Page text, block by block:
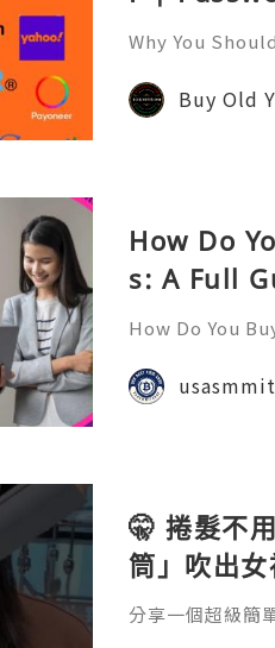
Why You
onal
ccountBuy Old
How Do
s: A Full
How Do You
orms, used by
usinesses, and
🤫 捲髮不
筒」吹出女
分享一個超級簡